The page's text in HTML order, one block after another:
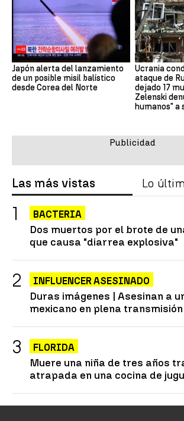
Japón alerta del lanzamiento
de un posible misil balístico
desde Corea del Norte
Ucrania
ataque de
dejado 17
Zelenski
humanos" a
Las más vistas Lo
BACTERIA
Dos muertos por el brote de
que causa "diarrea explosiva"
INFLUENCER ASESINADO
Duras imágenes | Asesinan a
mexicano en plena
FLORIDA
Muere una niña de tres años
atrapada en una cocina de